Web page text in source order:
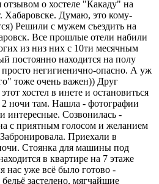
отзывом о хостеле "Какаду" на
Хабаровске. Думаю, это кому-
Решили с мужем съездить на
Все прошлые отели набили
из низ них с 10ти месячным
постоянно находится на полу
просто негигиенично-опасно. А уж
тоже очень важен)) Друг
хостел в инете и остановиться
ночи там. Нашла - фотографии
интересные. Созвонилась -
с приятным голосом и желанием
Приехали в
Стоянка для машины под
в квартире на 7 этаже
нас уже всё было готово -
застелено, мягчайшие